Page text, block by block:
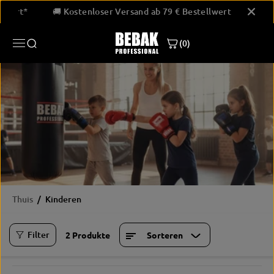
GA NAAR
INHOUD 🚚 Kostenloser Versand ab 79 € Bestellwert*
(0)
Thuis Kinderen
Filter 2 Produkte Sorteren